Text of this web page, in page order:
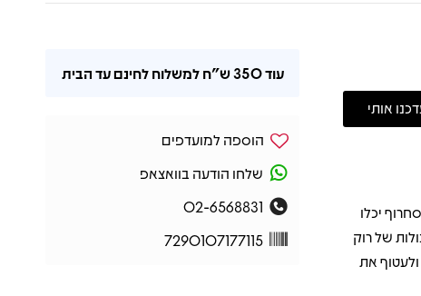
תיאור
יכלו
לפרוץ גבולות של רוק
את
עוד350 ש"ח למשלוח לחינם עד הבית
הוספה למועדפים
שלחו הודעה בוואצאפ
02-6568831
7290107177115